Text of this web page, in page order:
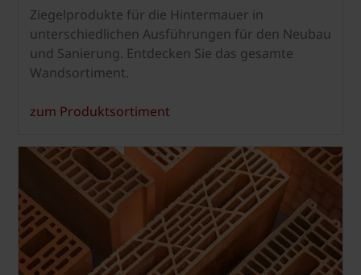
Ziegelprodukte für die Hintermauer in
unterschiedlichen Ausführungen für den Neubau
und Sanierung. Entdecken Sie das gesamte
Wandsortiment.
zum Produktsortiment